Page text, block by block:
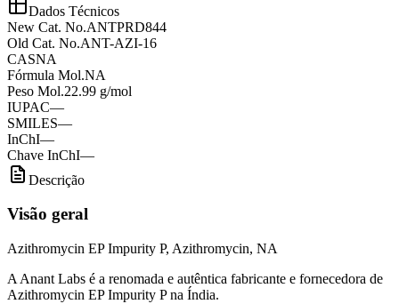
Dados Técnicos
New Cat. No.ANTPRD844
Old Cat. No.ANT-AZI-16
CASNA
Fórmula Mol.NA
Peso Mol.22.99 g/mol
IUPAC—
SMILES—
InChI—
Chave InChI—
Descrição
Visão geral
Azithromycin EP Impurity P, Azithromycin, NA
A Anant Labs é a renomada e autêntica fabricante e fornecedora de
Azithromycin EP Impurity P na Índia.